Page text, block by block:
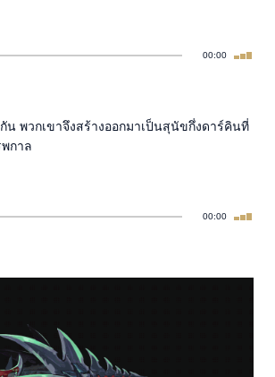
00:00
น พวกเขาจึงสร้างออกมาเป็นสุนัขกึ่งดาร์คินที่
กาล
00:00